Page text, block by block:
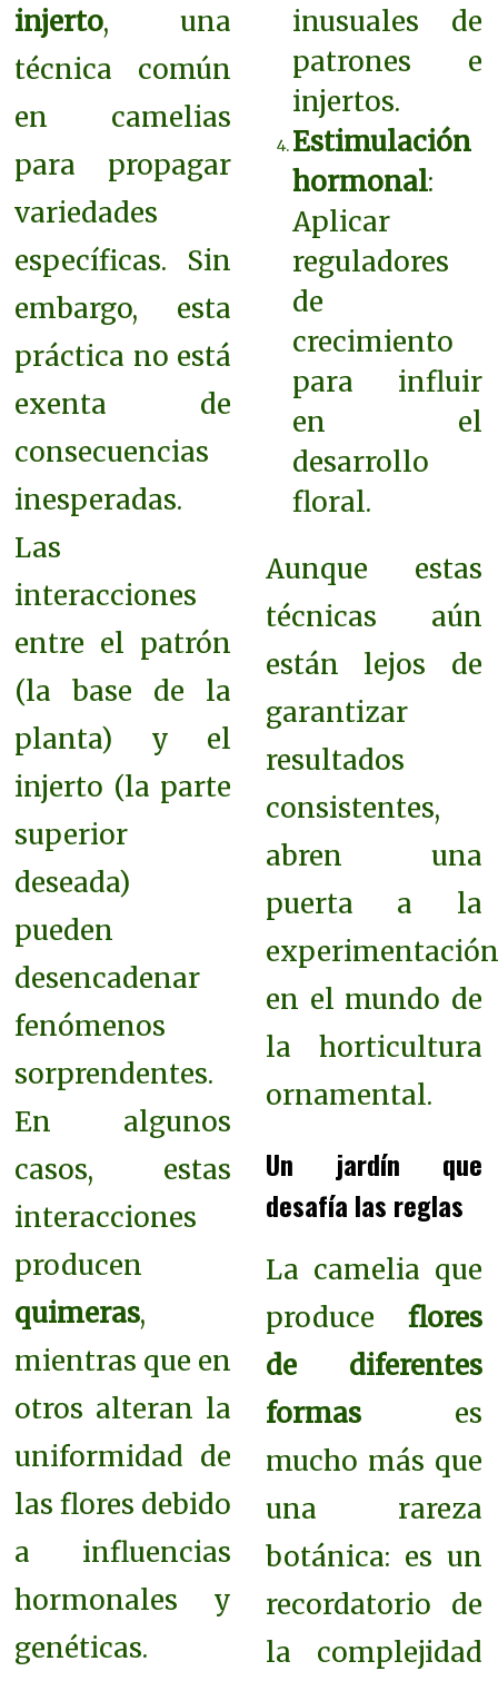
injerto, una
técnica común
en camelias
para propagar
variedades
específicas. Sin
embargo, esta
práctica no está
exenta de
consecuencias
inesperadas.
Las
interacciones
entre el patrón
(la base de la
planta) y el
injerto (la parte
superior
deseada)
pueden
desencadenar
fenómenos
sorprendentes.
En algunos
casos, estas
interacciones
producen
quimeras,
mientras que en
otros alteran la
uniformidad de
las flores debido
a influencias
hormonales y
genéticas.
inusuales de
patrones e
injertos.
Estimulación
hormonal:
Aplicar
reguladores
de
crecimiento
para influir
en el
desarrollo
floral.
Aunque estas
técnicas aún
están lejos de
garantizar
resultados
consistentes,
abren una
puerta a la
experimentación
en el mundo de
la horticultura
ornamental.
Un jardín que
desafía las reglas
La camelia que
produce flores
de diferentes
formases
mucho más que
una rareza
botánica: es un
recordatorio de
la complejidad